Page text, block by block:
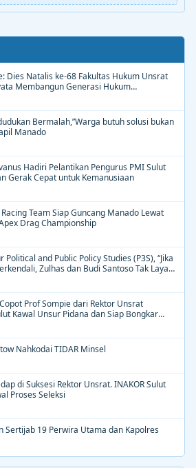
Dies Natalis ke-68 Fakultas Hukum Unsrat
Membangun Generasi Hukum
butuh solusi bukan
Manado
Hadiri Pelantikan Pengurus PMI Sulut
Gerak Cepat untuk Kemanusiaan
Team Siap Guncang Manado Lewat
Drag Championship
and Public Policy Studies (P3S), “Jika
Zulhas dan Budi Santoso Tak Layak
Prof Sompie dari Rektor Unsrat
Kawal Unsur Pidana dan Siap Bongkar
Rektor
Nahkodai TIDAR Minsel
di Suksesi Rektor Unsrat. INAKOR Sulut
Proses Seleksi
Sertijab 19 Perwira Utama dan Kapolres